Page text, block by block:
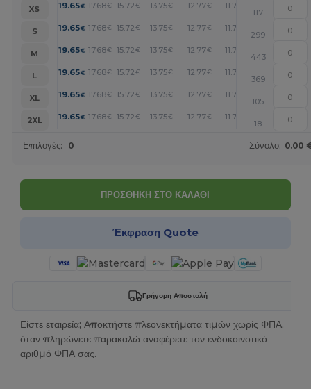
XS 19.65€ 17.68€ 15.72€ 13.75€ 12.77€ 11.79
117
S
19.65€ 17.68€ 15.72€ 13.75€ 12.77€ 11.79
299
M
19.65€ 17.68€ 15.72€ 13.75€ 12.77€ 11.79
443
L
19.65€ 17.68€ 15.72€ 13.75€ 12.77€ 11.79
369
XL
19.65€ 17.68€ 15.72€ 13.75€ 12.77€ 11.79
105
2XL
19.65€ 17.68€ 15.72€ 13.75€ 12.77€ 11.79
18
Επιλογές: 0 Σύνολο: 0.00
ΠΡΟΣΘΗΚΗ ΣΤΟ ΚΑΛΑΘΙ
Έκφραση Quote
Γρήγορη Αποστολή
Είστε εταιρεία; Αποκτήστε πλεονεκτήματα τιμών χωρίς ΦΠΑ,
όταν πληρώνετε παρακαλώ αναφέρετε τον ενδοκοινοτικό
αριθμό ΦΠΑ σας.